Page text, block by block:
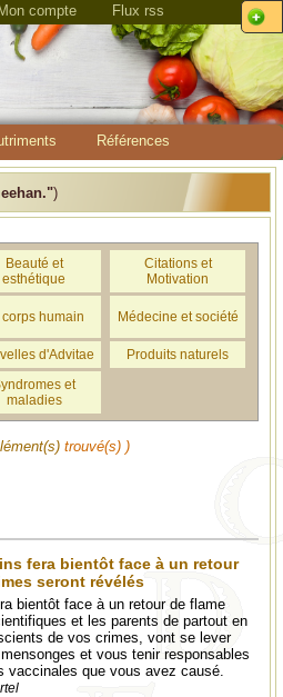
Mon compte Flux rss
Références
)
Beauté et
esthétique
Citations et
Motivation
corps humain Médecine et société
d'Advitae Produits naturels
et
maladies
trouvé(s) )
fera bientôt face à un retour
seront révélés
bientôt face à un retour de flame
et les parents de partout en
de vos crimes, vont se lever
et vous tenir responsables
vaccinales que vous avez causé.